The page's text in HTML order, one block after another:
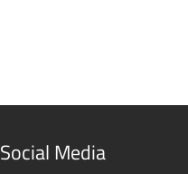
Social Media